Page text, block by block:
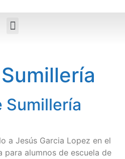
Sumillería
Sumillería
a Jesús Garcia Lopez en el
para alumnos de escuela de